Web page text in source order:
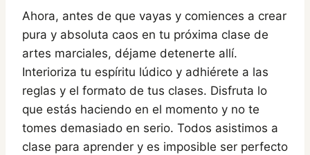
Ahora, antes de que vayas y comiences a crear
pura y absoluta caos en tu próxima clase de
artes marciales, déjame detenerte allí.
Interioriza tu espíritu lúdico y adhiérete a las
reglas y el formato de tus clases. Disfruta lo
que estás haciendo en el momento y no te
tomes demasiado en serio. Todos asistimos a
clase para aprender y es imposible ser perfecto